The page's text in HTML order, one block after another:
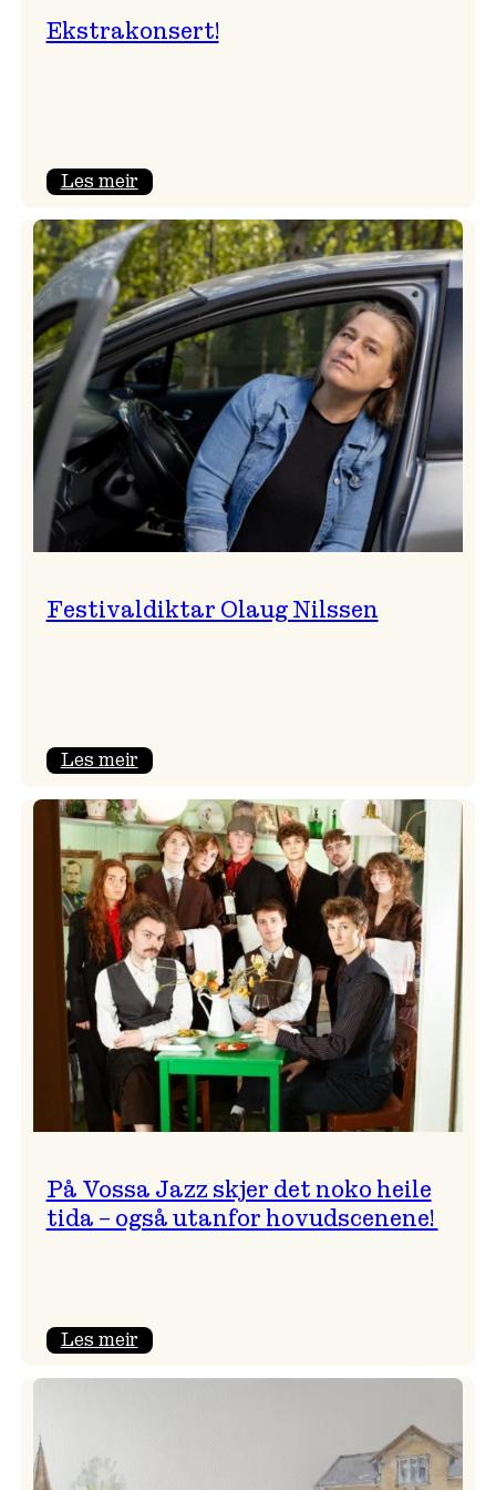
Ekstrakonsert!
Les meir:
Festivaldiktar Olaug Nilssen
Les meir:
Olaug
Nilssen
På Vossa Jazz skjer det noko heile
tida – også utanfor hovudscenene!
Les meir: